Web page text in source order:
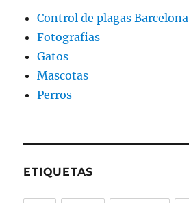
Control de plagas Barcelona
Fotografias
Gatos
Mascotas
Perros
ETIQUETAS